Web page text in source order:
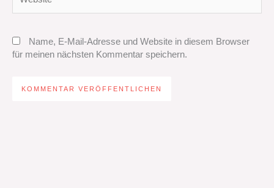
Name, E-Mail-Adresse und Website in diesem Browser
für meinen nächsten Kommentar speichern.